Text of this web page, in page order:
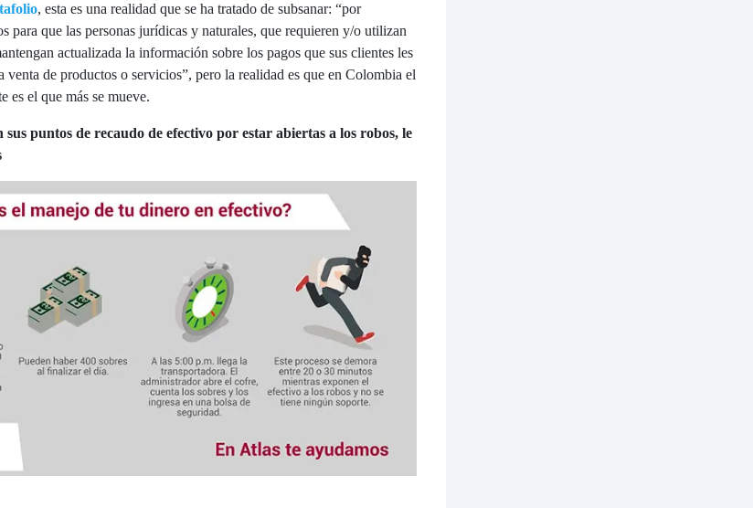
, esta es una realidad que se ha tratado de subsanar: “por
para que las personas jurídicas y naturales, que requieren y/o utilizan
actualizada la información sobre los pagos que sus clientes les
venta de productos o servicios”, pero la realidad es que en Colombia el
es el que más se mueve.
sus puntos de recaudo de efectivo por estar abiertas a los robos, le